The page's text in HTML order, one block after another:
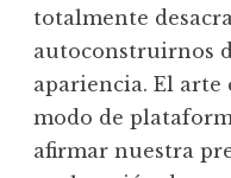
totalmente
autoconstruirnos
apariencia. El arte
modo de
afirmar nuestra